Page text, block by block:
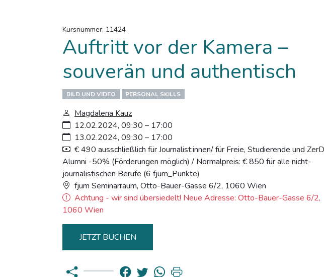
Kursnummer: 11424
Auftritt vor der Kamera –
souverän und authentisch
BILD UND VIDEO PERSONAL SKILLS
Magdalena Kauz
12.02.2024, 09:30 – 17:00
13.02.2024, 09:30 – 17:00
€ 490 ausschließlich für Journalist:innen/ für Freie, Studierende und
Alumni -50% (Förderungen möglich) / Normalpreis: € 850 für alle nicht-
journalistischen Berufe (6 fjum_Punkte)
fjum Seminarraum, Otto-Bauer-Gasse 6/2, 1060 Wien
Achtung - wir sind übersiedelt! Neue Adresse: Otto-Bauer-Gasse 6/2,
1060 Wien
JETZT BUCHEN